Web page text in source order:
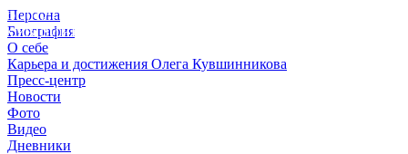
Персона
Биография
О себе
Карьера и достижения Олега Кувшинникова
Пресс-центр
Новости
Фото
Видео
Дневники
© 2012 - 2023,
КУВШИННИКОВ О.А.